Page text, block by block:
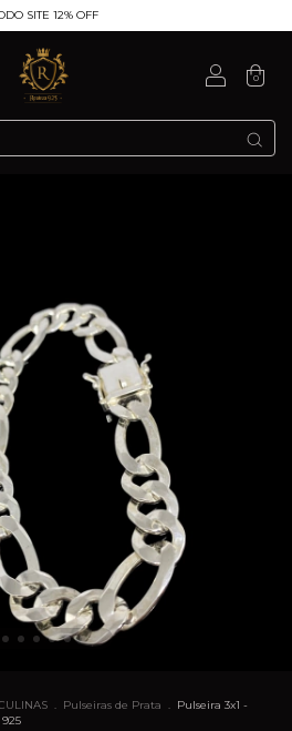
SITE 12% OFF
0
. Pulseiras de Prata . Pulseira 3x1 -